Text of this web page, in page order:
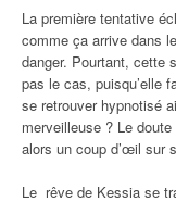
La première tentative
comme ça arrive dans
danger. Pourtant, cette
pas le cas, puisqu’elle
se retrouver hypnotisé
merveilleuse ? Le
alors un coup d’œil sur
Le rêve de Kessia se